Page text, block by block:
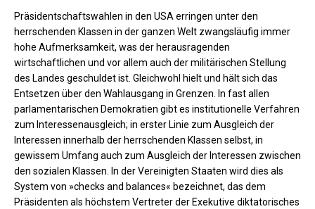
Präsidentschaftswahlen in den USA erringen unter den
herrschenden Klassen in der ganzen Welt zwangsläufig immer
hohe Aufmerksamkeit, was der herausragenden
wirtschaftlichen und vor allem auch der militärischen Stellung
des Landes geschuldet ist. Gleichwohl hielt und hält sich das
Entsetzen über den Wahlausgang in Grenzen. In fast allen
parlamentarischen Demokratien gibt es institutionelle Verfahren
zum Interessenausgleich; in erster Linie zum Ausgleich der
Interessen innerhalb der herrschenden Klassen selbst, in
gewissem Umfang auch zum Ausgleich der Interessen zwischen
den sozialen Klassen. In der Vereinigten Staaten wird dies als
System von »checks and balances« bezeichnet, das dem
Präsidenten als höchstem Vertreter der Exekutive diktatorisches